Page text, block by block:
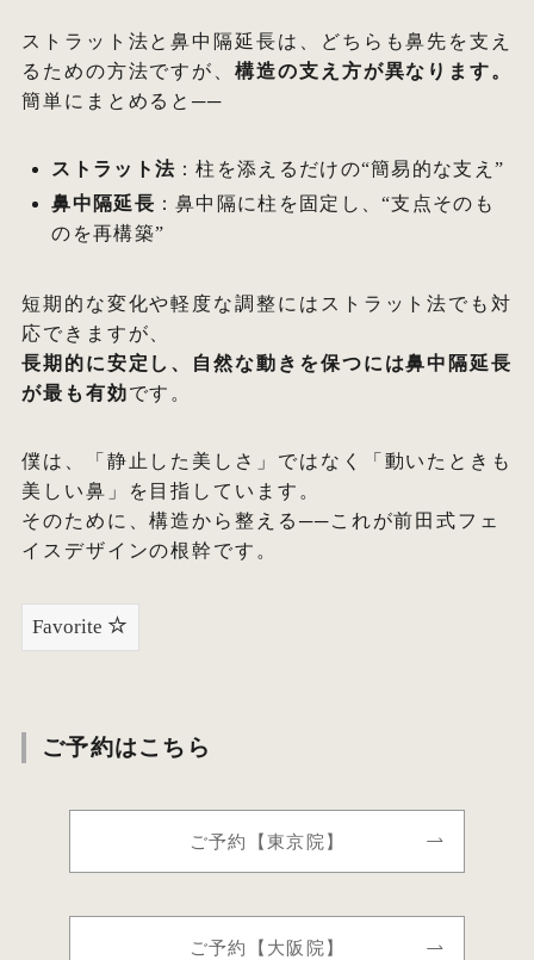
ストラット法と鼻中隔延長は、どちらも鼻先を支え
るための方法ですが、構造の支え方が異なります。
簡単にまとめると──
ストラット法 ：柱を添えるだけの“簡易的な支え”
鼻中隔延長 ：鼻中隔に柱を固定し、“支点そのも
のを再構築”
短期的な変化や軽度な調整にはストラット法でも対
応できますが、
長期的に安定し、自然な動きを保つには鼻中隔延長
が最も有効です。
僕は、「静止した美しさ」ではなく「動いたときも
美しい鼻」を目指しています。
そのために、構造から整える──これが前田式フェ
イスデザインの根幹です。
Favorite
ご予約はこちら
ご予約【東京院】
ご予約【大阪院】